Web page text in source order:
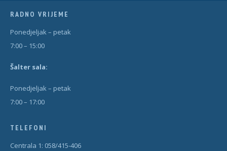
RADNO VRIJEME
Ponedjeljak – petak
7:00 – 15:00
Šalter sala:
Ponedjeljak – petak
7:00 – 17:00
TELEFONI
Centrala 1: 058/415-406